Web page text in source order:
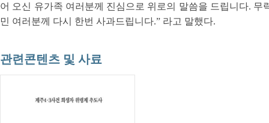
어 오신 유가족 여러분께 진심으로 위로의 말씀을 드립니다.
민 여러분께 다시 한번 사과드립니다.” 라고 말했다.
관련콘텐츠 및 사료